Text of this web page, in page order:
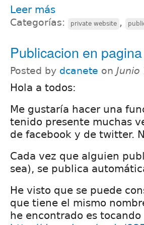
Leer más
Categorías: private website ,
Publicacion en
Posted by dcanete on
Hola a todos:
Me gustaría hacer una
tenido presente muchas
de facebook y de twitter.
Cada vez que alguien
sea), se publica
He visto que se puede
que tiene el mismo
he encontrado es tocando